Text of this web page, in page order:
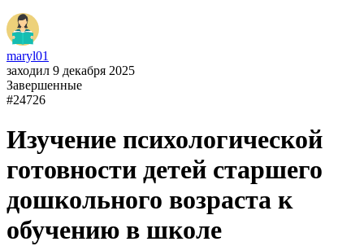
maryl01
заходил 9 декабря 2025
Завершенные
#24726
Изучение психологической
готовности детей старшего
дошкольного возраста к
обучению в школе